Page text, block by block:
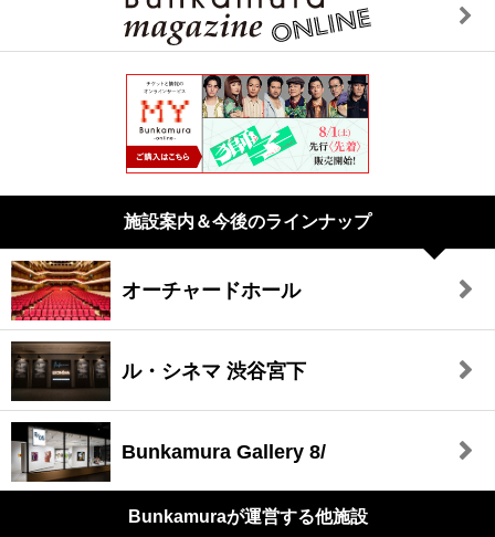
施設案内＆今後のラインナップ
オーチャードホール
ル・シネマ 渋谷宮下
Bunkamura Gallery 8/
Bunkamuraが運営する他施設